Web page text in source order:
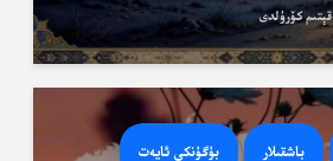
باشقىلار بۈگۈنكى ئايەت